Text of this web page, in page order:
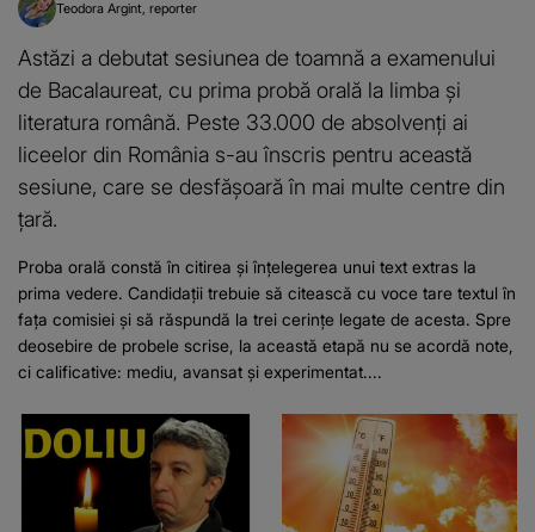
Teodora Argint reporter
Astăzi a debutat sesiunea de toamnă a examenului
de Bacalaureat, cu prima probă orală la limba și
literatura română. Peste 33.000 de absolvenți ai
liceelor din România s-au înscris pentru această
sesiune, care se desfășoară în mai multe centre din
țară.
Proba orală constă în citirea și înțelegerea unui text extras la
prima vedere. Candidații trebuie să citească cu voce tare textul în
fața comisiei și să răspundă la trei cerințe legate de acesta. Spre
deosebire de probele scrise, la această etapă nu se acordă note,
ci calificative: mediu, avansat și experimentat....